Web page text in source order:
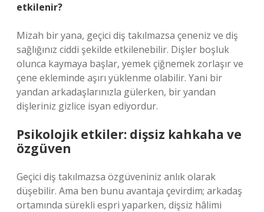
etkilenir?
Mizah bir yana, geçici diş takılmazsa çeneniz ve diş
sağlığınız ciddi şekilde etkilenebilir. Dişler boşluk
olunca kaymaya başlar, yemek çiğnemek zorlaşır ve
çene ekleminde aşırı yüklenme olabilir. Yani bir
yandan arkadaşlarınızla gülerken, bir yandan
dişleriniz gizlice isyan ediyordur.
Psikolojik etkiler: dişsiz kahkaha ve
özgüven
Geçici diş takılmazsa özgüveniniz anlık olarak
düşebilir. Ama ben bunu avantaja çevirdim; arkadaş
ortamında sürekli espri yaparken, dişsiz hâlimi